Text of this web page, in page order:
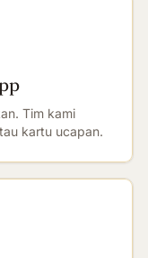
Tim kami
kartu ucapan.